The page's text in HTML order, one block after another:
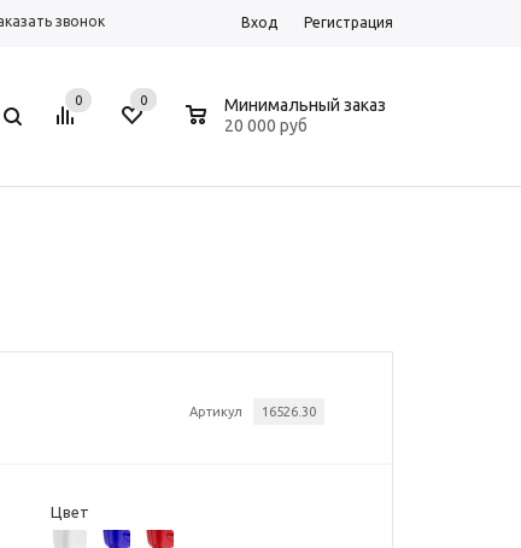
звонок Вход Регистрация
0 0
Минимальный заказ
20 000 руб
Артикул 16526.30
Цвет